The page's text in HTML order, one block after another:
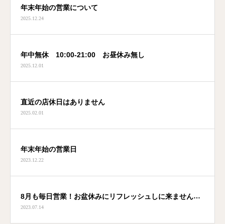
年末年始の営業について
2025.12.24
年中無休 10:00-21:00 お昼休み無し
2025.12.01
直近の店休日はありません
2025.02.01
年末年始の営業日
2023.12.22
8月も毎日営業！お盆休みにリフレッシュしに来ません
か？
2023.07.14